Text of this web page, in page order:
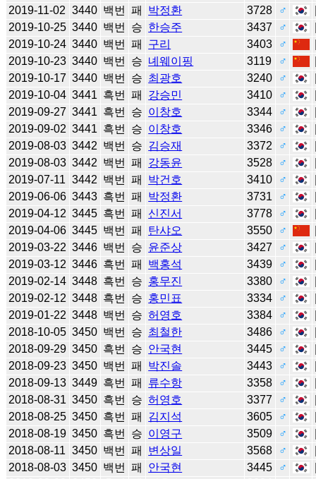
2019-11-02 3440 백번 패 박정환 3728 ♂
2019-10-25 3440 백번 승 한승주 3437 ♂
2019-10-24 3440 백번 패 구리 3403 ♂
2019-10-23 3440 백번 승 녜웨이핑 3119 ♂
2019-10-17 3440 백번 승 최광호 3240 ♂
2019-10-04 3441 흑번 패 강승민 3410 ♂
2019-09-27 3441 흑번 승 이창호 3344 ♂
2019-09-02 3441 흑번 승 이창호 3346 ♂
2019-08-03 3442 백번 승 김승재 3372 ♂
2019-08-03 3442 백번 패 강동윤 3528 ♂
2019-07-11 3442 백번 패 박건호 3410 ♂
2019-06-06 3443 흑번 패 박정환 3731 ♂
2019-04-12 3445 흑번 패 신진서 3778 ♂
2019-04-06 3445 백번 패 탄샤오 3550 ♂
2019-03-22 3446 백번 승 윤준상 3427 ♂
2019-03-12 3446 흑번 패 백홍석 3439 ♂
2019-02-14 3448 흑번 승 홍무진 3380 ♂
2019-02-12 3448 흑번 승 홍민표 3334 ♂
2019-01-22 3448 백번 승 허영호 3384 ♂
2018-10-05 3450 백번 승 최철한 3486 ♂
2018-09-29 3450 흑번 승 안국현 3445 ♂
2018-09-23 3450 백번 패 박진솔 3443 ♂
2018-09-13 3449 흑번 패 류수항 3358 ♂
2018-08-31 3450 흑번 승 허영호 3377 ♂
2018-08-25 3450 흑번 패 김지석 3605 ♂
2018-08-19 3450 흑번 승 이영구 3509 ♂
2018-08-11 3450 백번 패 변상일 3568 ♂
2018-08-03 3450 백번 패 안국현 3445 ♂